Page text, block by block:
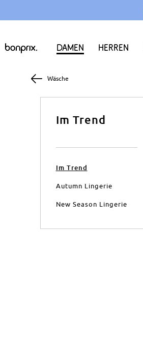
Damen Herren
Wäsche
Im Trend
Im Trend
Autumn Lingerie
New Season Lingerie